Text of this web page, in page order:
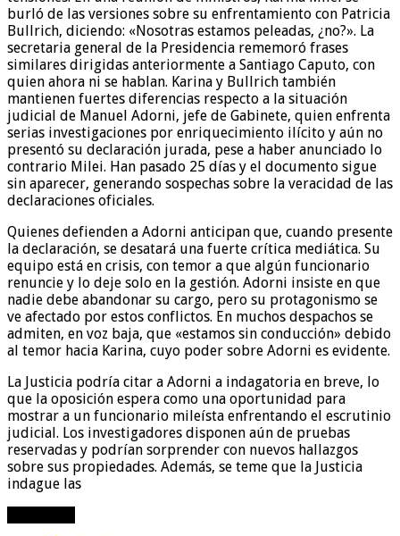
burló de las versiones sobre su enfrentamiento con Patricia
Bullrich, diciendo: «Nosotras estamos peleadas, ¿no?». La
secretaria general de la Presidencia rememoró frases
similares dirigidas anteriormente a Santiago Caputo, con
quien ahora ni se hablan. Karina y Bullrich también
mantienen fuertes diferencias respecto a la situación
judicial de Manuel Adorni, jefe de Gabinete, quien enfrenta
serias investigaciones por enriquecimiento ilícito y aún no
presentó su declaración jurada, pese a haber anunciado lo
contrario Milei. Han pasado 25 días y el documento sigue
sin aparecer, generando sospechas sobre la veracidad de las
declaraciones oficiales.
Quienes defienden a Adorni anticipan que, cuando presente
la declaración, se desatará una fuerte crítica mediática. Su
equipo está en crisis, con temor a que algún funcionario
renuncie y lo deje solo en la gestión. Adorni insiste en que
nadie debe abandonar su cargo, pero su protagonismo se
ve afectado por estos conflictos. En muchos despachos se
admiten, en voz baja, que «estamos sin conducción» debido
al temor hacia Karina, cuyo poder sobre Adorni es evidente.
La Justicia podría citar a Adorni a indagatoria en breve, lo
que la oposición espera como una oportunidad para
mostrar a un funcionario mileísta enfrentando el escrutinio
judicial. Los investigadores disponen aún de pruebas
reservadas y podrían sorprender con nuevos hallazgos
sobre sus propiedades. Además, se teme que la Justicia
indague las